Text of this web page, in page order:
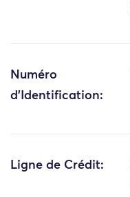
Numéro
d'Identification:
Ligne de Crédit: